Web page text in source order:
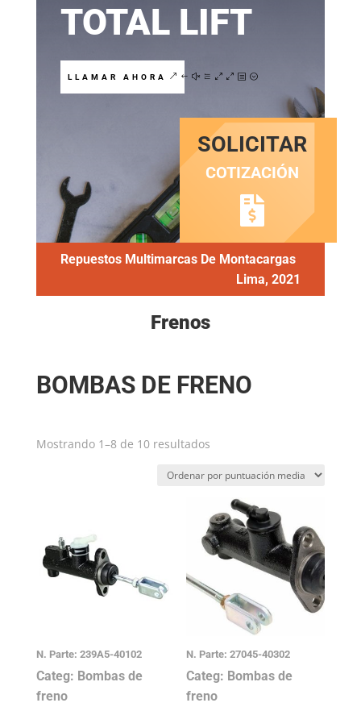
TOTAL LIFT
LLAMAR AHORA
SOLICITAR
COTIZACIÓN
Repuestos Multimarcas De Montacargas
Lima, 2021
Frenos
BOMBAS DE FRENO
Mostrando 1–8 de 10 resultadosOrdenado
puntuación
media
N. Parte: 239A5-40102
Categ: Bombas de
freno
N. Parte: 27045-40302
Categ: Bombas de
freno